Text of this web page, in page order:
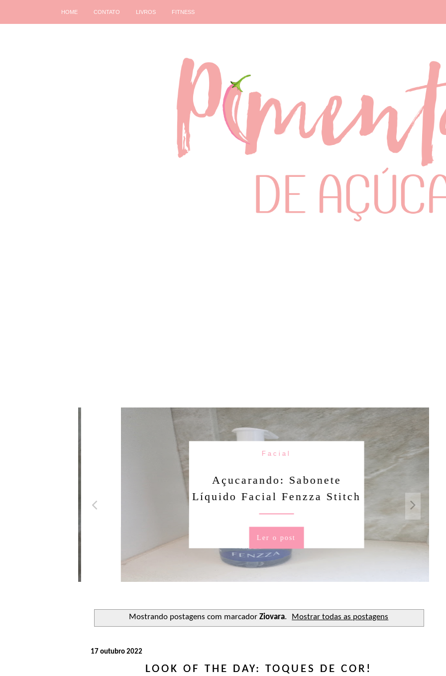
HOME CONTATO LIVROS FITNESS
Facial
Açucarando: Sabonete
Líquido Facial Fenzza Stitch
Ler o post
Mostrando postagens com marcador Ziovara. Mostrar todas as postagens
17 outubro 2022
LOOK OF THE DAY: TOQUES DE COR!